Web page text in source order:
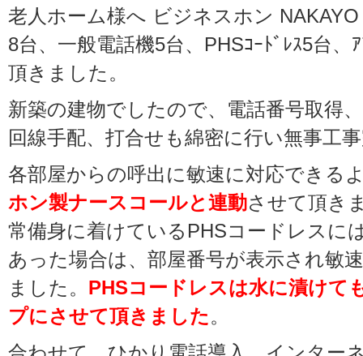
老人ホーム様へ ビジネスホン
8台、一般電話機5台、PHSｺｰﾄﾞﾚｽ5台、
頂きました。
新築の建物でしたので、電話番号取得
回線手配、打合せも綿密に行い無事工
各部屋からの呼出に敏速に対応できる
ホン製ナースコールと連動させて頂き
常備身に着けているPHSコードレスに
あった場合は、部屋番号が表示され敏
ました。 PHSコードレスは水に漬けて
プにさせて頂きました。